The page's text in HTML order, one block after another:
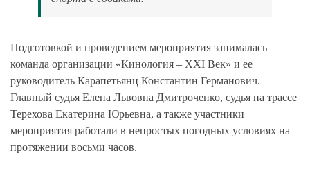
Подготовкой и проведением мероприятия занималась
команда организации «Кинология – XXI Век» и ее
руководитель Карапетьянц Константин Германович.
Главный судья Елена Львовна Дмитроченко, судья на трассе
Терехова Екатерина Юрьевна, а также участники
мероприятия работали в непростых погодных условиях на
протяжении восьми часов.